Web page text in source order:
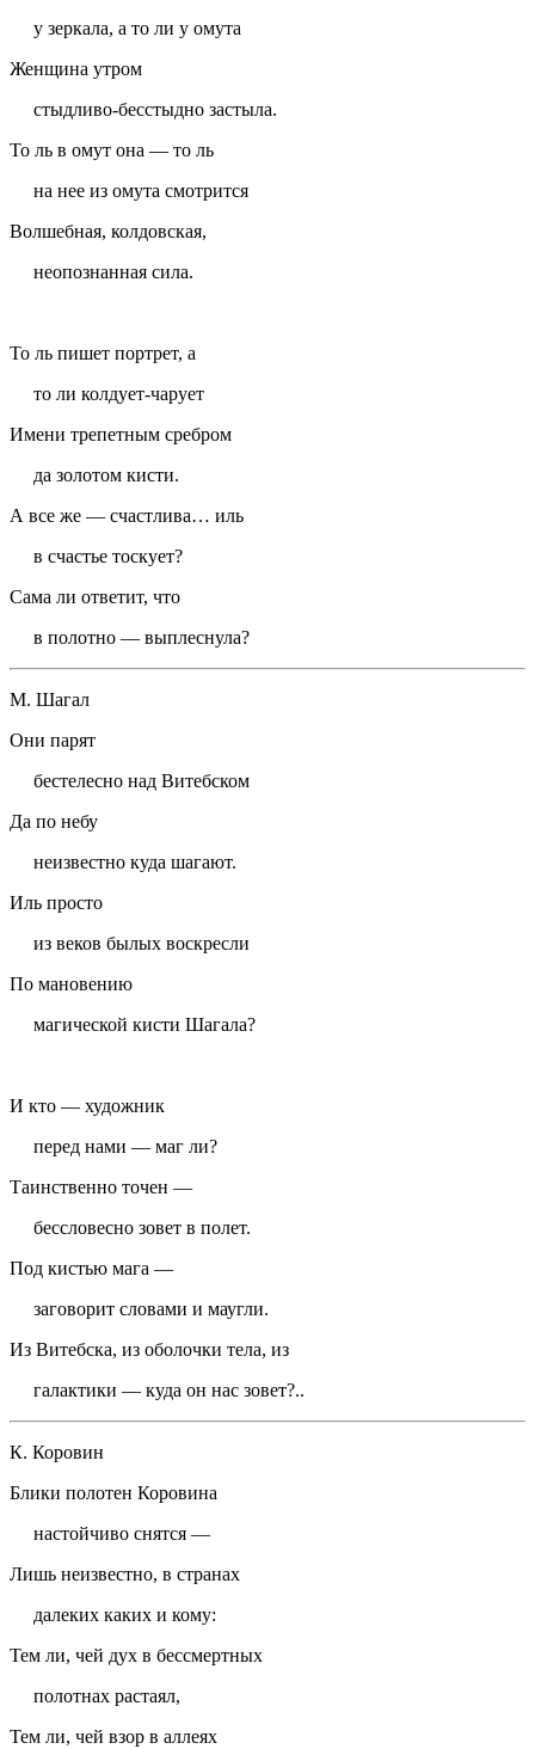
у зеркала, а то ли у омута
Женщина утром
стыдливо-бесстыдно застыла.
То ль в омут она — то ль
на нее из омута смотрится
Волшебная, колдовская,
неопознанная сила.
То ль пишет портрет, а
то ли колдует-чарует
Имени трепетным сребром
да золотом кисти.
А все же — счастлива… иль
в счастье тоскует?
Сама ли ответит, что
в полотно — выплеснула?
М. Шагал
Они парят
бестелесно над Витебском
Да по небу
неизвестно куда шагают.
Иль просто
из веков былых воскресли
По мановению
магической кисти Шагала?
И кто — художник
перед нами — маг ли?
Таинственно точен —
бессловесно зовет в полет.
Под кистью мага —
заговорит словами и маугли.
Из Витебска, из оболочки тела, из
галактики — куда он нас зовет?..
К. Коровин
Блики полотен Коровина
настойчиво снятся —
Лишь неизвестно, в странах
далеких каких и кому:
Тем ли, чей дух в бессмертных
полотнах растаял,
Тем ли, чей взор в аллеях